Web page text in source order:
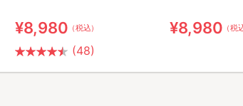
¥8,980 （税込）
(48)
¥8,980 （税